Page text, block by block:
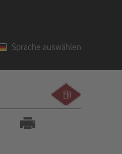
Sprache auswählen